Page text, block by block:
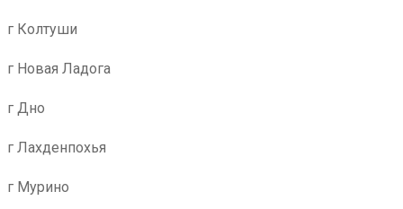
г Колтуши
г Новая Ладога
г Дно
г Лахденпохья
г Мурино